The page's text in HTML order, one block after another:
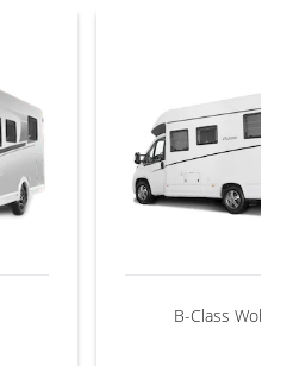
B-Class